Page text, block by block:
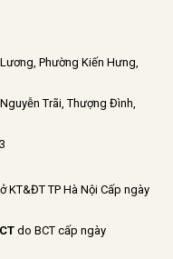
Phường Kiến Hưng,
Trãi, Thượng Đình,
KT&ĐT TP Hà Nội Cấp ngày
do BCT cấp ngày